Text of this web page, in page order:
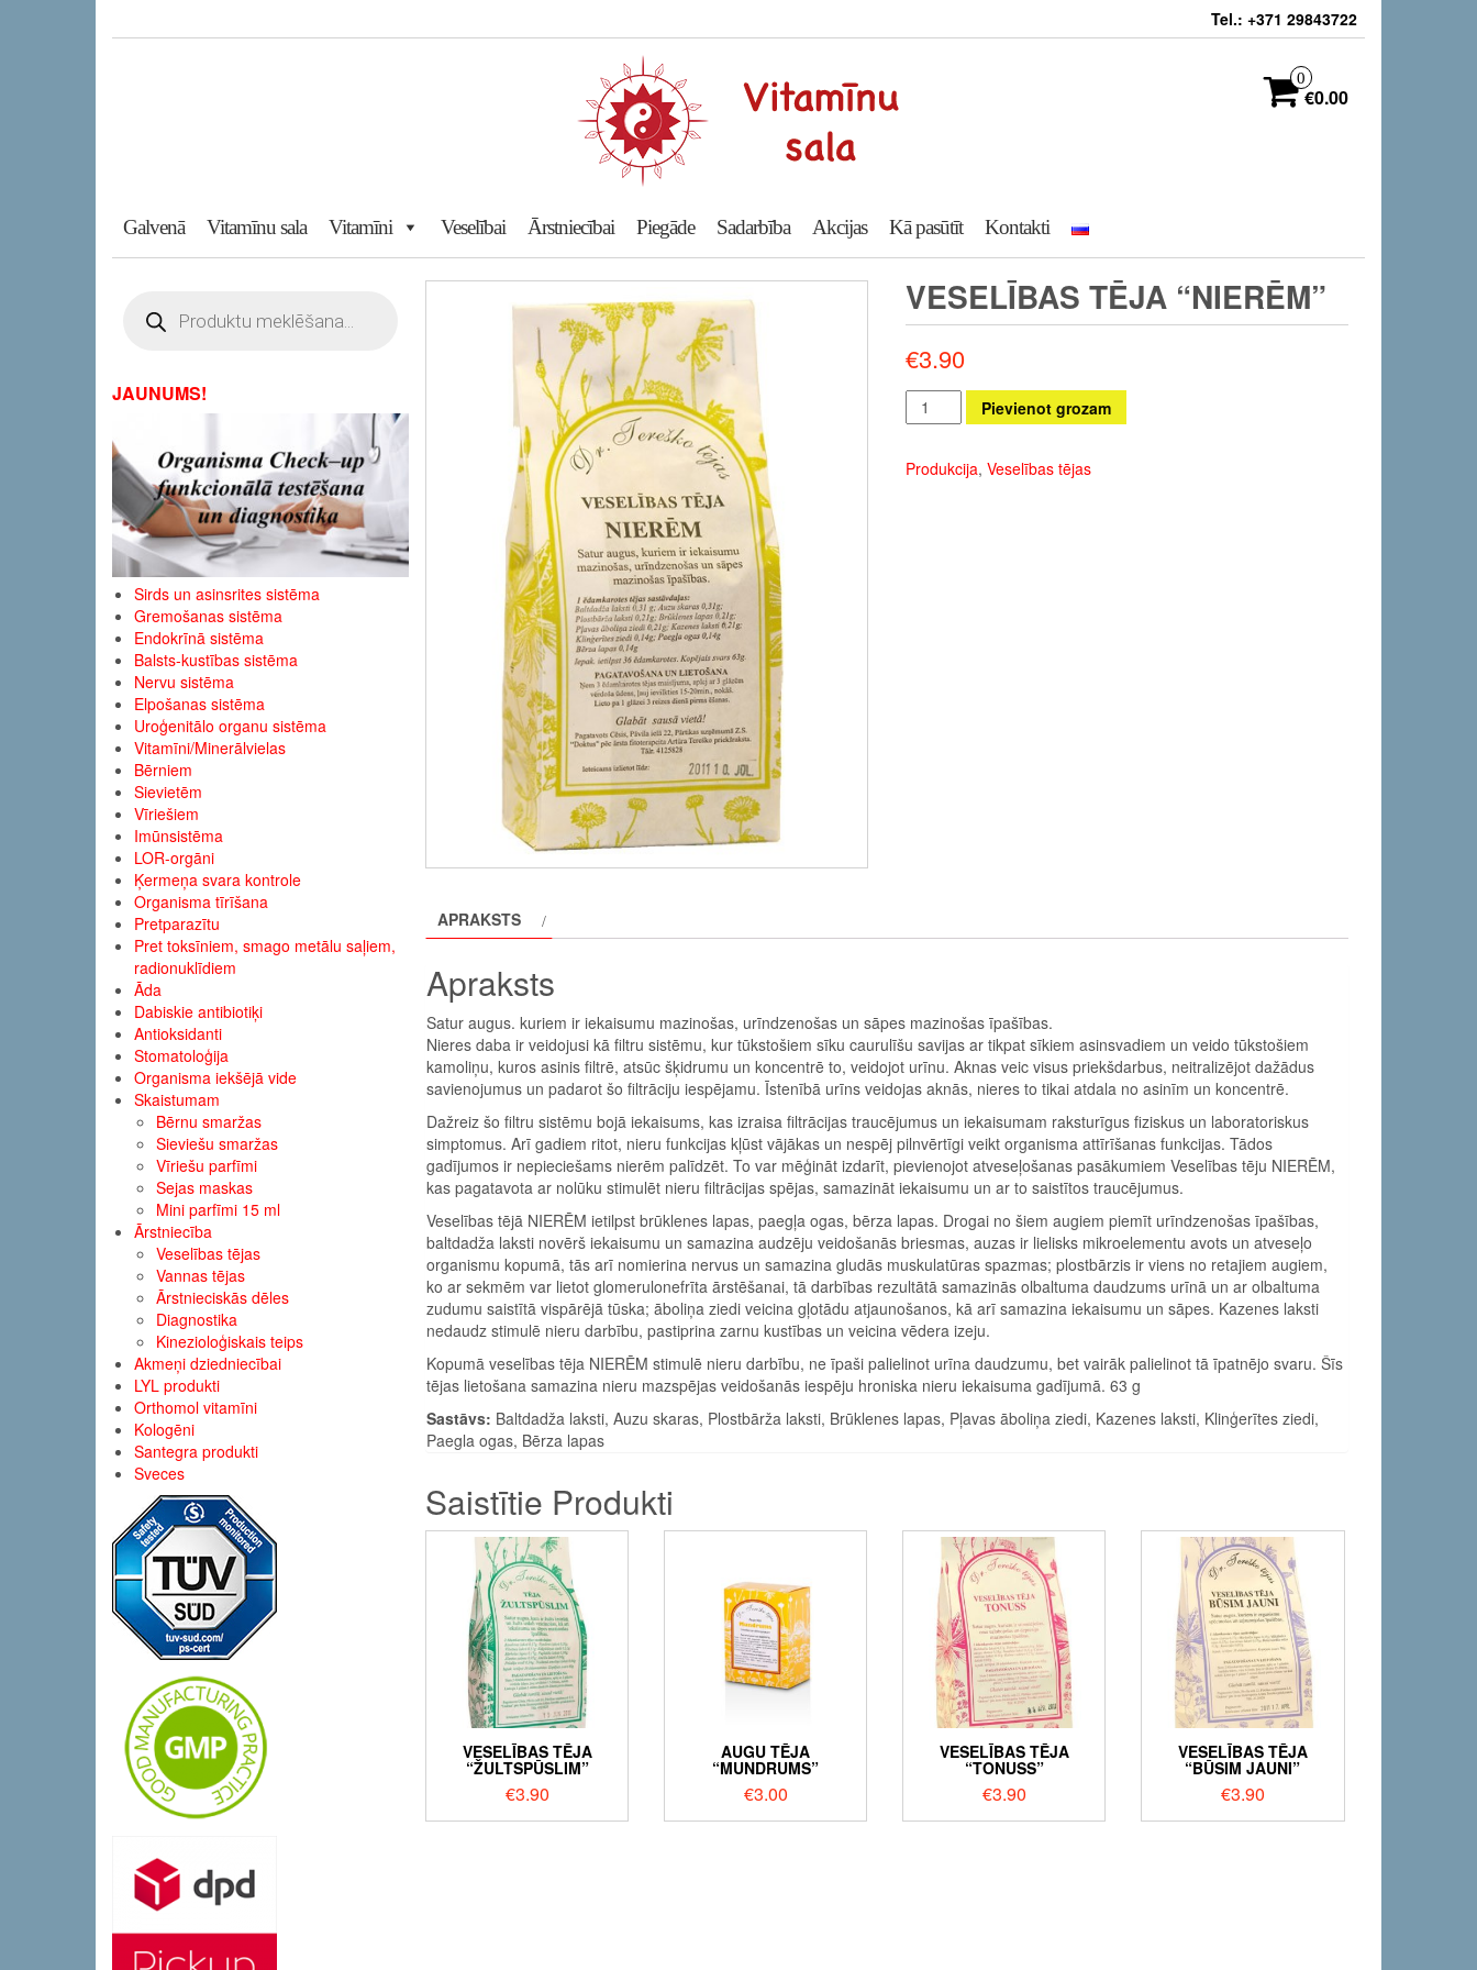
Tel.: +371 29843722
0
€0.00
Galvenā Vitamīnu sala Vitamīni Veselībai Ārstniecībai Piegāde Sadarbība Akcijas Kā pasūtīt Kontakti
search
JAUNUMS!
Sirds un asinsrites sistēma
Gremošanas sistēma
Endokrīnā sistēma
Balsts-kustības sistēma
Nervu sistēma
Elpošanas sistēma
Uroģenitālo organu sistēma
Vitamīni/Minerālvielas
Bērniem
Sievietēm
Vīriešiem
Imūnsistēma
LOR-orgāni
Ķermeņa svara kontrole
Organisma tīrīšana
Pretparazītu
Pret toksīniem, smago metālu saļiem,
radionuklīdiem
Āda
Dabiskie antibiotiķi
Antioksidanti
Stomatoloģija
Organisma iekšējā vide
Skaistumam
Bērnu smaržas
Sieviešu smaržas
Vīriešu parfīmi
Sejas maskas
Mini parfīmi 15 ml
Ārstniecība
Veselības tējas
Vannas tējas
Ārstnieciskās dēles
Diagnostika
Kinezioloģiskais teips
Akmeņi dziedniecībai
LYL produkti
Orthomol vitamīni
Kologēni
Santegra produkti
Sveces
VESELĪBAS TĒJA “NIERĒM”
€3.90
Veselības
tēja
“NIERĒM”
daudzums
Pievienot grozam
Produkcija, Veselības tējas
APRAKSTS
Apraksts
Satur augus. kuriem ir iekaisumu mazinošas, urīndzenošas un sāpes mazinošas īpašības.
Nieres daba ir veidojusi kā filtru sistēmu, kur tūkstošiem sīku caurulīšu savijas ar tikpat sīkiem asinsvadiem un veido tūkstošiem
kamoliņu, kuros asinis filtrē, atsūc šķidrumu un koncentrē to, veidojot urīnu. Aknas veic visus priekšdarbus, neitralizējot dažādus
savienojumus un padarot šo filtrāciju iespējamu. Īstenībā urīns veidojas aknās, nieres to tikai atdala no asinīm un koncentrē.
Dažreiz šo filtru sistēmu bojā iekaisums, kas izraisa filtrācijas traucējumus un iekaisumam raksturīgus fiziskus un laboratoriskus
simptomus. Arī gadiem ritot, nieru funkcijas kļūst vājākas un nespēj pilnvērtīgi veikt organisma attīrīšanas funkcijas. Tādos
gadījumos ir nepieciešams nierēm palīdzēt. To var mēģināt izdarīt, pievienojot atveseļošanas pasākumiem Veselības tēju NIERĒM,
kas pagatavota ar nolūku stimulēt nieru filtrācijas spējas, samazināt iekaisumu un ar to saistītos traucējumus.
Veselības tējā NIERĒM ietilpst brūklenes lapas, paegļa ogas, bērza lapas. Drogai no šiem augiem piemīt urīndzenošas īpašības,
baltdadža laksti novērš iekaisumu un samazina audzēju veidošanās briesmas, auzas ir lielisks mikroelementu avots un atveseļo
organismu kopumā, tās arī nomierina nervus un samazina gludās muskulatūras spazmas; plostbārzis ir viens no retajiem augiem,
ko ar sekmēm var lietot glomerulonefrīta ārstēšanai, tā darbības rezultātā samazinās olbaltuma daudzums urīnā un ar olbaltuma
zudumu saistītā vispārējā tūska; āboliņa ziedi veicina gļotādu atjaunošanos, kā arī samazina iekaisumu un sāpes. Kazenes laksti
nedaudz stimulē nieru darbību, pastiprina zarnu kustības un veicina vēdera izeju.
Kopumā veselības tēja NIERĒM stimulē nieru darbību, ne īpaši palielinot urīna daudzumu, bet vairāk palielinot tā īpatnējo svaru. Šīs
tējas lietošana samazina nieru mazspējas veidošanās iespēju hroniska nieru iekaisuma gadījumā. 63 g
Sastāvs: Baltdadža laksti, Auzu skaras, Plostbārža laksti, Brūklenes lapas, Pļavas āboliņa ziedi, Kazenes laksti, Klinģerītes ziedi,
Paegla ogas, Bērza lapas
Saistītie Produkti
VESELĪBAS TĒJA
“ŽULTSPŪSLIM”
€3.90
AUGU TĒJA
“MUNDRUMS”
€3.00
VESELĪBAS TĒJA
“TONUSS”
€3.90
VESELĪBAS TĒJA
“BŪSIM JAUNI”
€3.90